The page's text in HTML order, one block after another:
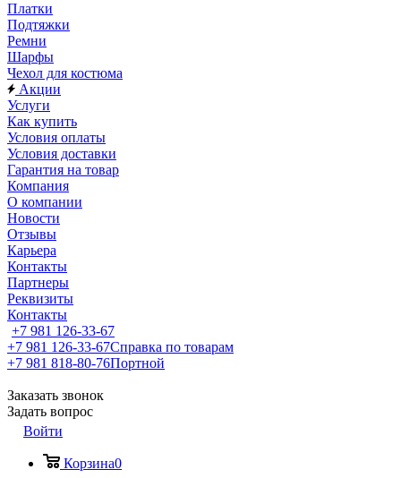
Платки
Подтяжки
Ремни
Шарфы
Чехол для костюма
Акции
Услуги
Как купить
Условия оплаты
Условия доставки
Гарантия на товар
Компания
О компании
Новости
Отзывы
Карьера
Контакты
Партнеры
Реквизиты
Контакты
+7 981 126-33-67
+7 981 126-33-67Справка по товарам
+7 981 818-80-76Портной
Заказать звонок
Задать вопрос
Войти
Корзина0